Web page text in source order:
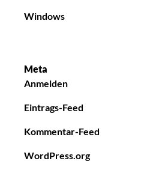
Windows
Meta
Anmelden
Eintrags-Feed
Kommentar-Feed
WordPress.org